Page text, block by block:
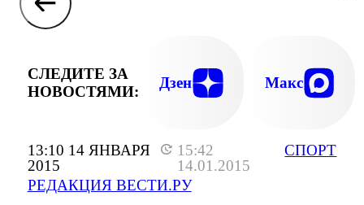
13:10 14 ЯНВАРЯ
2015
15:42
14.01.2015
РЕДАКЦИЯ ВЕСТИ.РУ
СПОРТ
СЛЕДИТЕ ЗА
НОВОСТЯМИ:
Дзен Макс